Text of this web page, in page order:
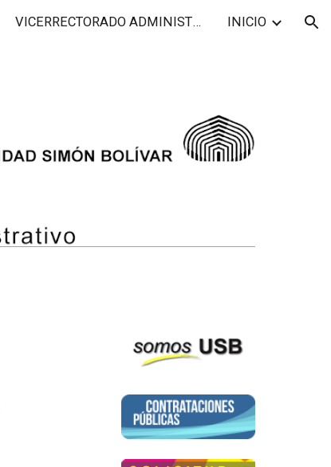
VICERRECTORADO ADMINISTRATIVO INICIO